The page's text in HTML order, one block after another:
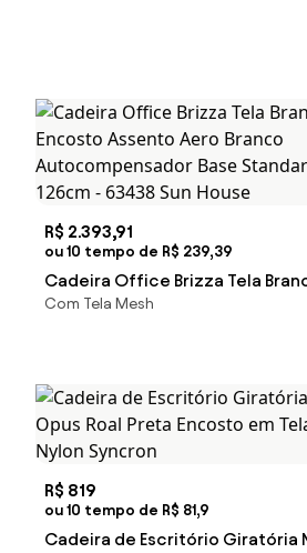
R$ 2.393,91
ou 10 tempo de R$ 239,39
Cadeira Office Brizza Tela
Encosto Assento Aero Branco
Com Tela Mesh
R$ 819
ou 10 tempo de R$ 81,9
Cadeira de Escritório Giratória